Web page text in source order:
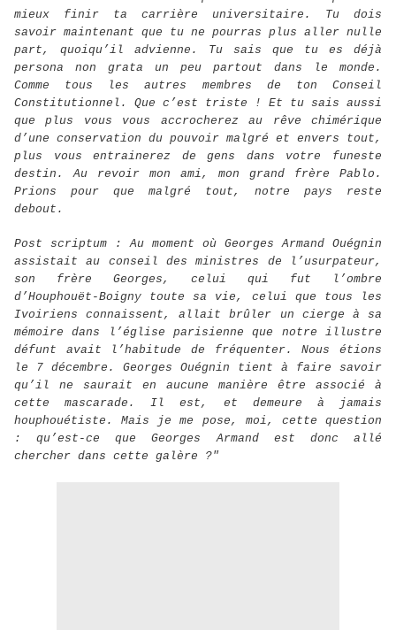
mieux finir ta carrière universitaire. Tu dois
savoir maintenant que tu ne pourras plus aller nulle
part, quoiqu’il advienne. Tu sais que tu es déjà
persona non grata un peu partout dans le monde.
Comme tous les autres membres de ton Conseil
Constitutionnel. Que c’est triste ! Et tu sais aussi
que plus vous vous accrocherez au rêve chimérique
d’une conservation du pouvoir malgré et envers tout,
plus vous entrainerez de gens dans votre funeste
destin. Au revoir mon ami, mon grand frère Pablo.
Prions pour que malgré tout, notre pays reste
debout.
Post scriptum : Au moment où Georges Armand Ouégnin
assistait au conseil des ministres de l’usurpateur,
son frère Georges, celui qui fut l’ombre
d’Houphouët-Boigny toute sa vie, celui que tous les
Ivoiriens connaissent, allait brûler un cierge à sa
mémoire dans l’église parisienne que notre illustre
défunt avait l’habitude de fréquenter. Nous étions
le 7 décembre. Georges Ouégnin tient à faire savoir
qu’il ne saurait en aucune manière être associé à
cette mascarade. Il est, et demeure à jamais
houphouétiste. Mais je me pose, moi, cette question
: qu’est-ce que Georges Armand est donc allé
chercher dans cette galère ?"